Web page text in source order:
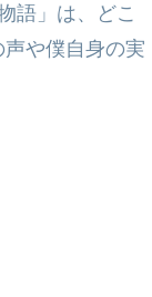
語」は、どこ
や僕自身の実